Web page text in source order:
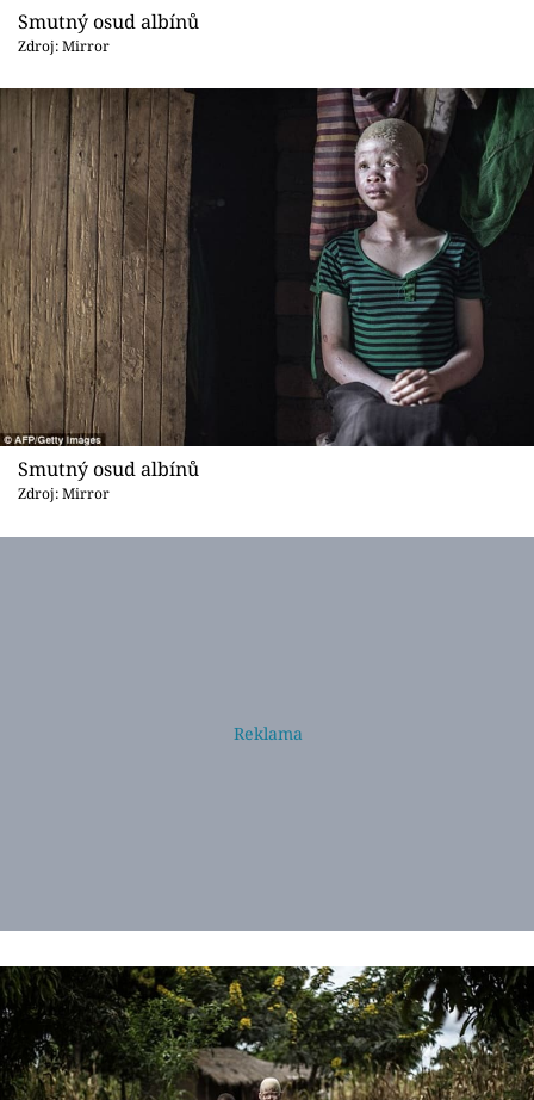
Smutný osud albínů
Zdroj: Mirror
Smutný osud albínů
Zdroj: Mirror